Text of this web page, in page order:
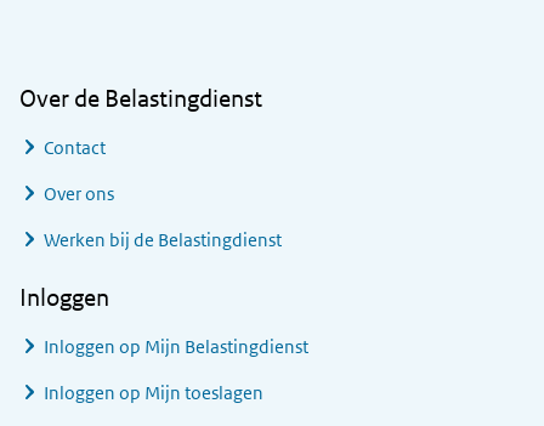
Over de Belastingdienst
Contact
Over ons
Werken bij de Belastingdienst
Inloggen
Inloggen op Mijn Belastingdienst
Inloggen op Mijn toeslagen